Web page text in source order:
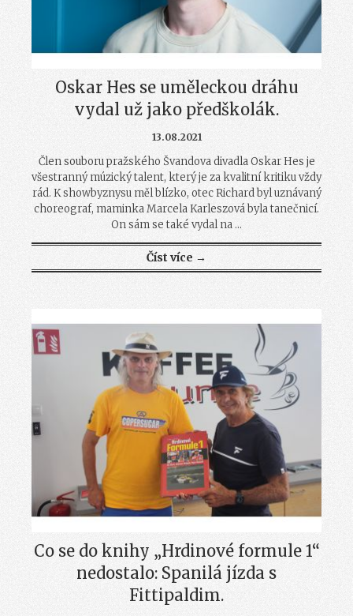
Oskar Hes se uměleckou dráhu
vydal už jako předškolák.
13.08.2021
Člen souboru pražského Švandova divadla Oskar Hes je
všestranný múzický talent, který je za kvalitní kritiku vždy
rád. K showbyznysu měl blízko, otec Richard byl uznávaný
choreograf, maminka Marcela Karleszová byla tanečnicí.
On sám se také vydal na ...
Číst více →
Co se do knihy „Hrdinové formule 1“
nedostalo: Spanilá jízda s
Fittipaldim.